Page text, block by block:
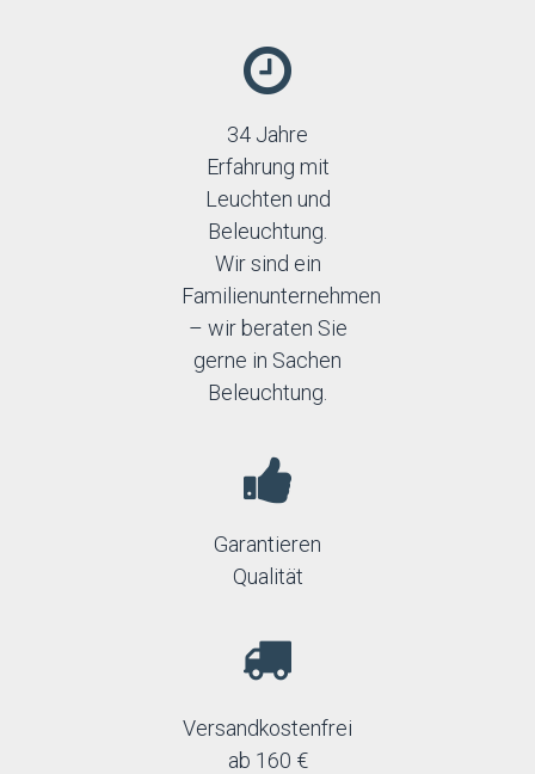
34 Jahre
Erfahrung mit
Leuchten und
Beleuchtung.
Wir sind ein
Familienunternehmen
– wir beraten Sie
gerne in Sachen
Beleuchtung.
Garantieren
Qualität
Versandkostenfrei
ab 160 €